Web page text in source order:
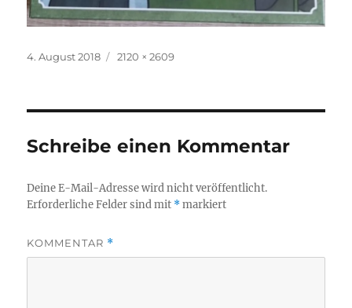
Veröffentlicht
4. August 2018 Originalgröße
2120 × 2609
Schreibe einen Kommentar
Deine E-Mail-Adresse wird nicht veröffentlicht.
Erforderliche Felder sind mit *markiert
KOMMENTAR *